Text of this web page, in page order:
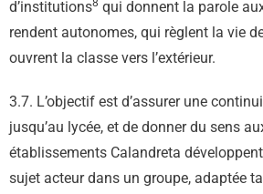
d’institutions8 qui donnent la parole
rendent autonomes, qui règlent la vie
ouvrent la classe vers l’extérieur.
3.7. L’objectif est d’assurer une
jusqu’au lycée, et de donner du sens
établissements Calandreta
sujet acteur dans un groupe, adaptée